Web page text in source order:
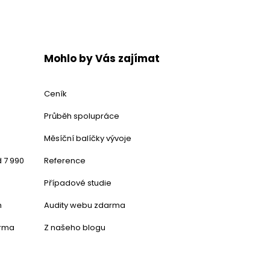
990
Mohlo by Vás zajímat
Ceník
Průběh spolupráce
Měsíční balíčky vývoje
Reference
Případové studie
Audity webu zdarma
Z našeho blogu